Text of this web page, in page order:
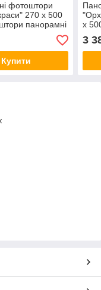
фотоштори
270 х 500
панорамні
Купити
х
3